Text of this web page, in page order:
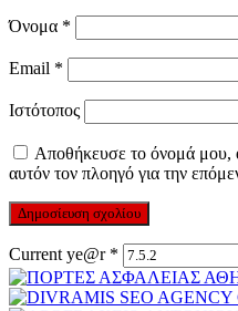
Όνομα *
Email *
Ιστότοπος
Αποθήκευσε το όνομά μου,
αυτόν τον πλοηγό για την
Current ye@r *